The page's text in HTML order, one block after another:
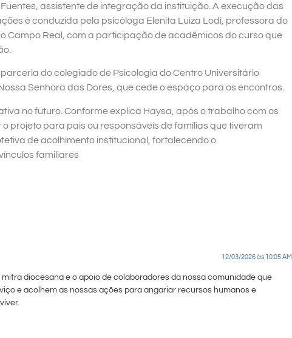
assistente de integração da instituição. A execução das
é conduzida pela psicóloga Elenita Luiza Lodi, professora do
Campo Real, com a participação de acadêmicos do curso que
do colegiado de Psicologia do Centro Universitário
Senhora das Dores, que cede o espaço para os encontros.
no futuro. Conforme explica Haysa, após o trabalho com os
projeto para pais ou responsáveis de famílias que tiveram
de acolhimento institucional, fortalecendo o
familiares
12/03/2026 às 10:05 AM
diocesana e o apoio de colaboradores da nossa comunidade que
e acolhem as nossas ações para angariar recursos humanos e